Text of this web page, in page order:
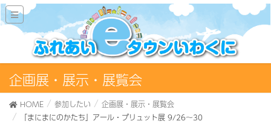
企画展・展示・展覧会
HOME 参加したい
企画展・展示・展覧会
「まにまにのかたち」アール・ブリュット展 9/26～30